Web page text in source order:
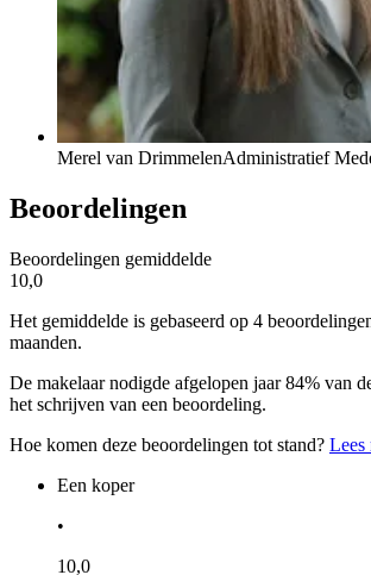
Merel van DrimmelenAdministratief
Beoordelingen
Beoordelingen gemiddelde
10,0
Het gemiddelde is gebaseerd op 4
maanden.
De makelaar nodigde afgelopen jaar 84% van
het schrijven van een beoordeling.
Hoe komen deze beoordelingen tot stand? Lees
Een koper
•
10,0